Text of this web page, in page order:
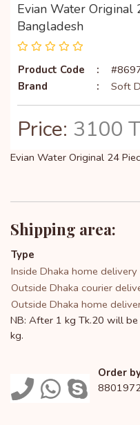
Evian Water Original
Bangladesh
Product Code :
Brand
: Soft
Price: 3100
Evian Water Original 24
Shipping area:
Type
Inside Dhaka home delivery
Outside Dhaka courier
Outside Dhaka home
NB: After 1 kg Tk.20 will
kg.
Order